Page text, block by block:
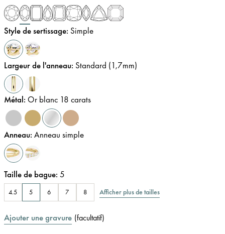
Style de sertissage: Simple
Largeur de l'anneau: Standard (1,7mm)
Métal: Or blanc 18 carats
Anneau: Anneau simple
Taille de bague: 5
4.5 5 6 7 8 Afficher plus de tailles
Ajouter une gravure (facultatif)